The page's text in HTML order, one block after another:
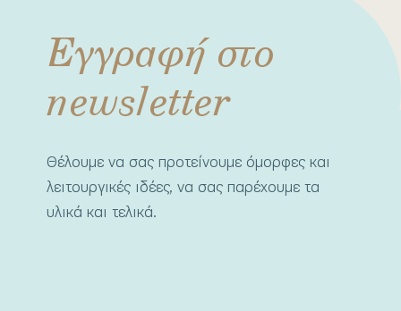
Εγγραφή στο
newsletter
Θέλουμε να σας προτείνουμε όμορφες και
λειτουργικές ιδέες, να σας παρέχουμε τα
υλικά και τελικά.